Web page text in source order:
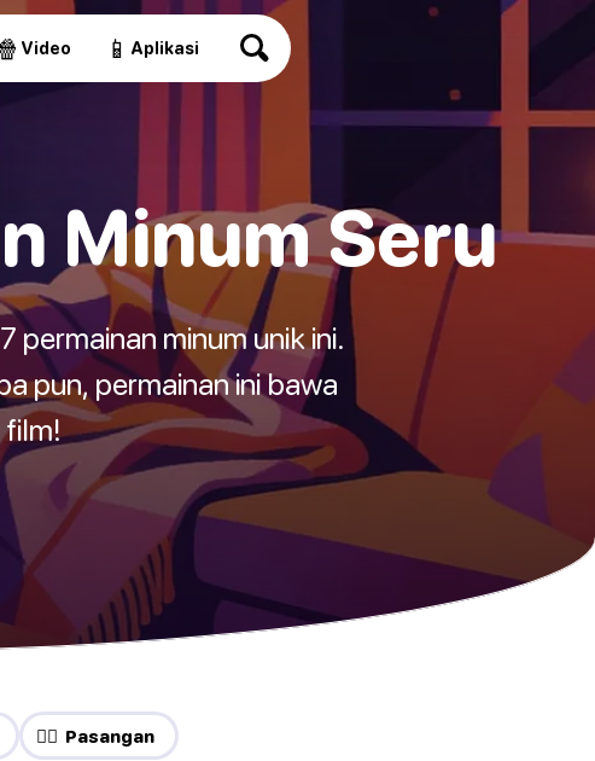
Video 📱 Aplikasi
Minum Seru
minum unik ini.
pun, permainan ini bawa
film!
❤️‍🔥 Pasangan